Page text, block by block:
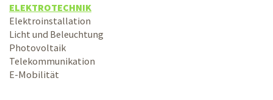
ELEKTROTECHNIK
Elektroinstallation
Licht und Beleuchtung
Photovoltaik
Telekommunikation
E-Mobilität